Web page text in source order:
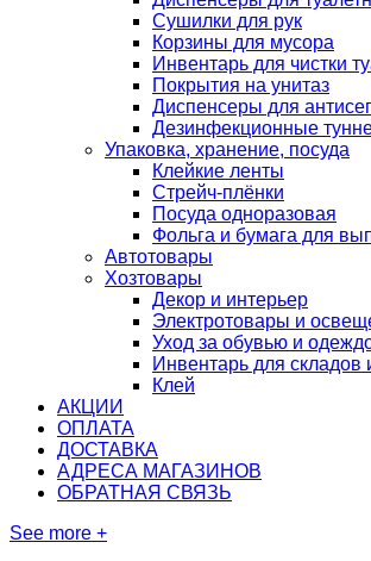
Сушилки для рук
Корзины для мусора
Инвентарь для чистки
Покрытия на унитаз
Диспенсеры для
Дезинфекционные
Упаковка, хранение, посуда
Клейкие ленты
Стрейч-плёнки
Посуда одноразовая
Фольга и бумага для
Автотовары
Хозтовары
Декор и интерьер
Электротовары и
Уход за обувью и
Инвентарь для складов
Клей
АКЦИИ
ОПЛАТА
ДОСТАВКА
АДРЕСА МАГАЗИНОВ
ОБРАТНАЯ СВЯЗЬ
See more +